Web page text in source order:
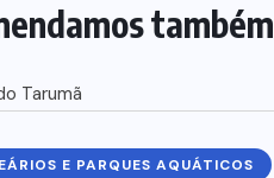
também
E PARQUES AQUÁTICOS